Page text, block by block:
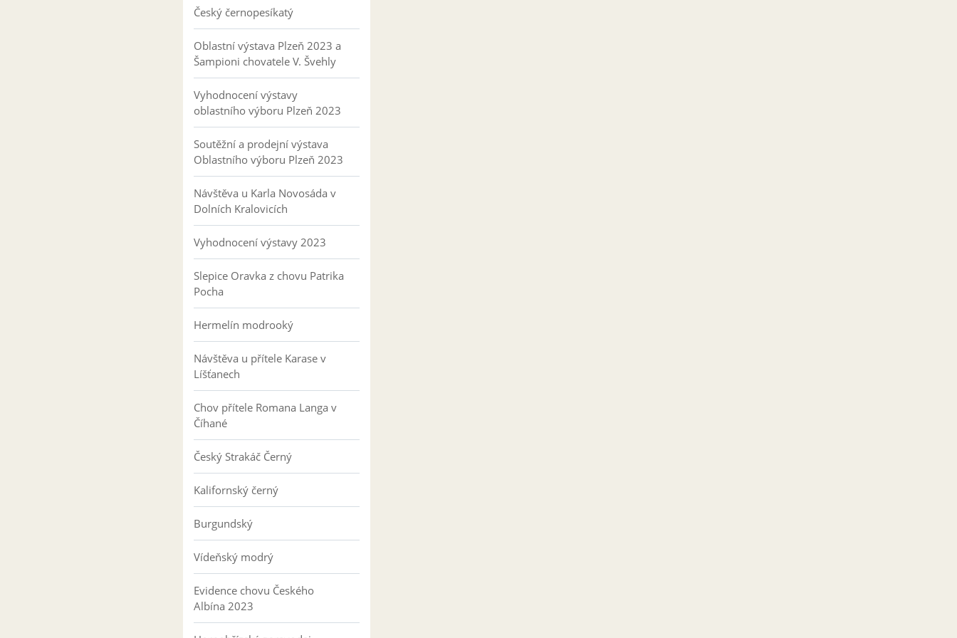
Český černopesíkatý
Oblastní výstava Plzeň 2023 a
Šampioni chovatele V. Švehly
Vyhodnocení výstavy
oblastního výboru Plzeň 2023
Soutěžní a prodejní výstava
Oblastního výboru Plzeň 2023
Návštěva u Karla Novosáda v
Dolních Kralovicích
Vyhodnocení výstavy 2023
Slepice Oravka z chovu Patrika
Pocha
Hermelín modrooký
Návštěva u přítele Karase v
Líšťanech
Chov přítele Romana Langa v
Číhané
Český Strakáč Černý
Kalifornský černý
Burgundský
Vídeňský modrý
Evidence chovu Českého
Albína 2023